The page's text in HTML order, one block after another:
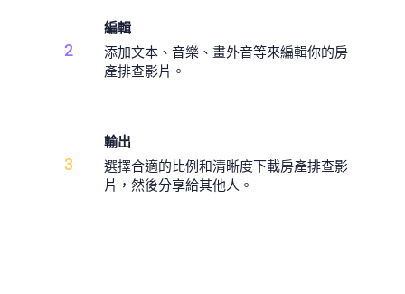
2
編輯
添加文本、音樂、畫外音等來編輯你的房
產排查影片。
3
輸出
選擇合適的比例和清晰度下載房產排查影
片，然後分享給其他人。